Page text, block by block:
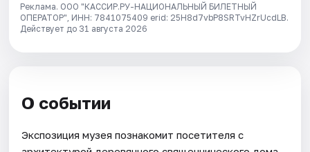
Реклама. ООО "КАССИР.РУ-НАЦИОНАЛЬНЫЙ БИЛЕТНЫЙ
ОПЕРАТОР", ИНН: 7841075409 erid: 25H8d7vbP8SRTvHZrUcdLB.
Действует до 31 августа 2026
О событии
Экспозиция музея познакомит посетителя с